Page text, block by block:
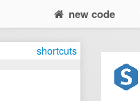
new code
shortcuts